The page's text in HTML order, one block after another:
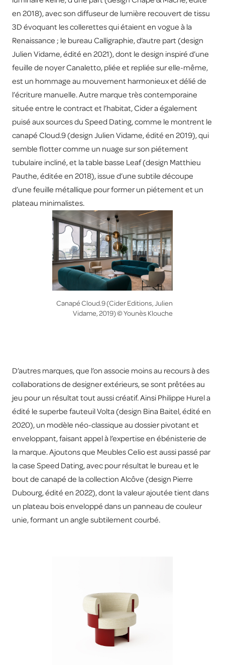
en 2018), avec son diffuseur de lumière recouvert de tissu
3D évoquant les collerettes qui étaient en vogue à la
Renaissance ; le bureau Calligraphie, d’autre part (design
Julien Vidame, édité en 2021), dont le design inspiré d’une
feuille de noyer Canaletto, pliée et repliée sur elle-même,
est un hommage au mouvement harmonieux et délié de
l’écriture manuelle. Autre marque très contemporaine
située entre le contract et l’habitat, Cider a également
puisé aux sources du Speed Dating, comme le montrent le
canapé Cloud.9 (design Julien Vidame, édité en 2019), qui
semble flotter comme un nuage sur son piétement
tubulaire incliné, et la table basse Leaf (design Matthieu
Pauthe, éditée en 2018), issue d’une subtile découpe
d’une feuille métallique pour former un piétement et un
plateau minimalistes.
Canapé Cloud.9 (Cider Editions, Julien
Vidame, 2019) © Younès Klouche
D’autres marques, que l’on associe moins au recours à des
collaborations de designer extérieurs, se sont prêtées au
jeu pour un résultat tout aussi créatif. Ainsi Philippe Hurel a
édité le superbe fauteuil Volta (design Bina Baitel, édité en
2020), un modèle néo-classique au dossier pivotant et
enveloppant, faisant appel à l’expertise en ébénisterie de
la marque. Ajoutons que Meubles Celio est aussi passé par
la case Speed Dating, avec pour résultat le bureau et le
bout de canapé de la collection Alcôve (design Pierre
Dubourg, édité en 2022), dont la valeur ajoutée tient dans
un plateau bois enveloppé dans un panneau de couleur
unie, formant un angle subtilement courbé.